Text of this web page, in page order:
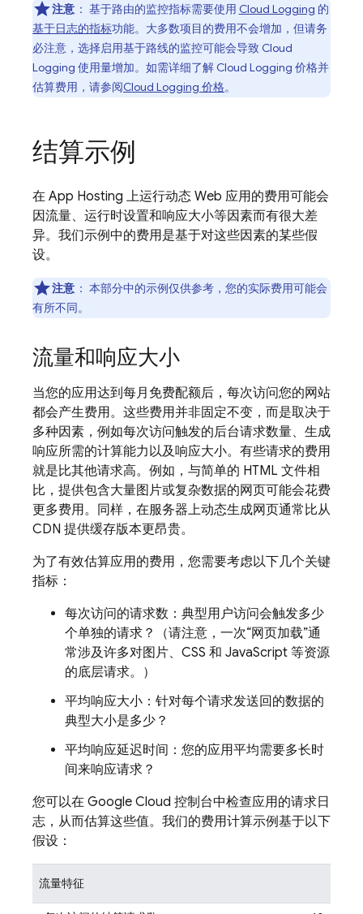
注意 ： 基于路由的监控指标需要使用 Cloud Logging 的
基于日志的指标功能。大多数项目的费用不会增加，但请务
必注意，选择启用基于路线的监控可能会导致 Cloud
Logging 使用量增加。如需详细了解 Cloud Logging 价格并
估算费用，请参阅Cloud Logging 价格。
结算示例
在 App Hosting 上运行动态 Web 应用的费用可能会
因流量、运行时设置和响应大小等因素而有很大差
异。我们示例中的费用是基于对这些因素的某些假
设。
注意 ： 本部分中的示例仅供参考，您的实际费用可能会
有所不同。
流量和响应大小
当您的应用达到每月免费配额后，每次访问您的网站
都会产生费用。这些费用并非固定不变，而是取决于
多种因素，例如每次访问触发的后台请求数量、生成
响应所需的计算能力以及响应大小。有些请求的费用
就是比其他请求高。例如，与简单的 HTML 文件相
比，提供包含大量图片或复杂数据的网页可能会花费
更多费用。同样，在服务器上动态生成网页通常比从
CDN 提供缓存版本更昂贵。
为了有效估算应用的费用，您需要考虑以下几个关键
指标：
每次访问的请求数：典型用户访问会触发多少
个单独的请求？（请注意，一次“网页加载”通
常涉及许多对图片、CSS 和 JavaScript 等资源
的底层请求。）
平均响应大小：针对每个请求发送回的数据的
典型大小是多少？
平均响应延迟时间：您的应用平均需要多长时
间来响应请求？
您可以在 Google Cloud 控制台中检查应用的请求日
志，从而估算这些值。我们的费用计算示例基于以下
假设：
流量特征